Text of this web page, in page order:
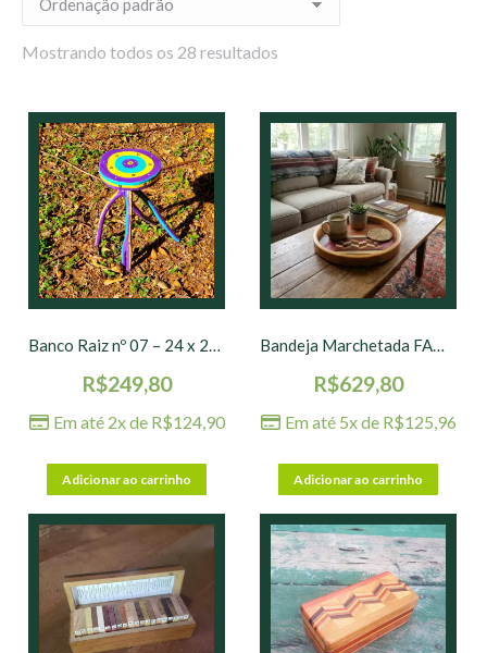
Mostrando todos os 28 resultados
Banco Raiz nº 07 – 24 x 24 x 44 cm
R$249,80
Em até 2x de R$124,90
Adicionar ao carrinho
Bandeja Marchetada FAM G – 30 x 4 cm
R$629,80
Em até 5x de R$125,96
Adicionar ao carrinho